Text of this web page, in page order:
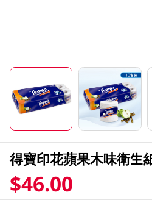
得寶印花蘋果木味衛生
$46.00